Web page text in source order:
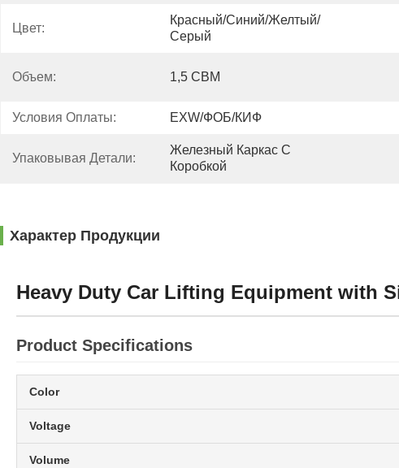
Цвет:
Красный/синий/желтый/
Серый
Объем: 1,5 CBM
Условия Оплаты: EXW/ФОБ/КИФ
Упаковывая Детали:
Железный Каркас С
Коробкой
Характер Продукции
Heavy Duty Car Lifting Equipment with
Product Specifications
Color
Voltage
Volume